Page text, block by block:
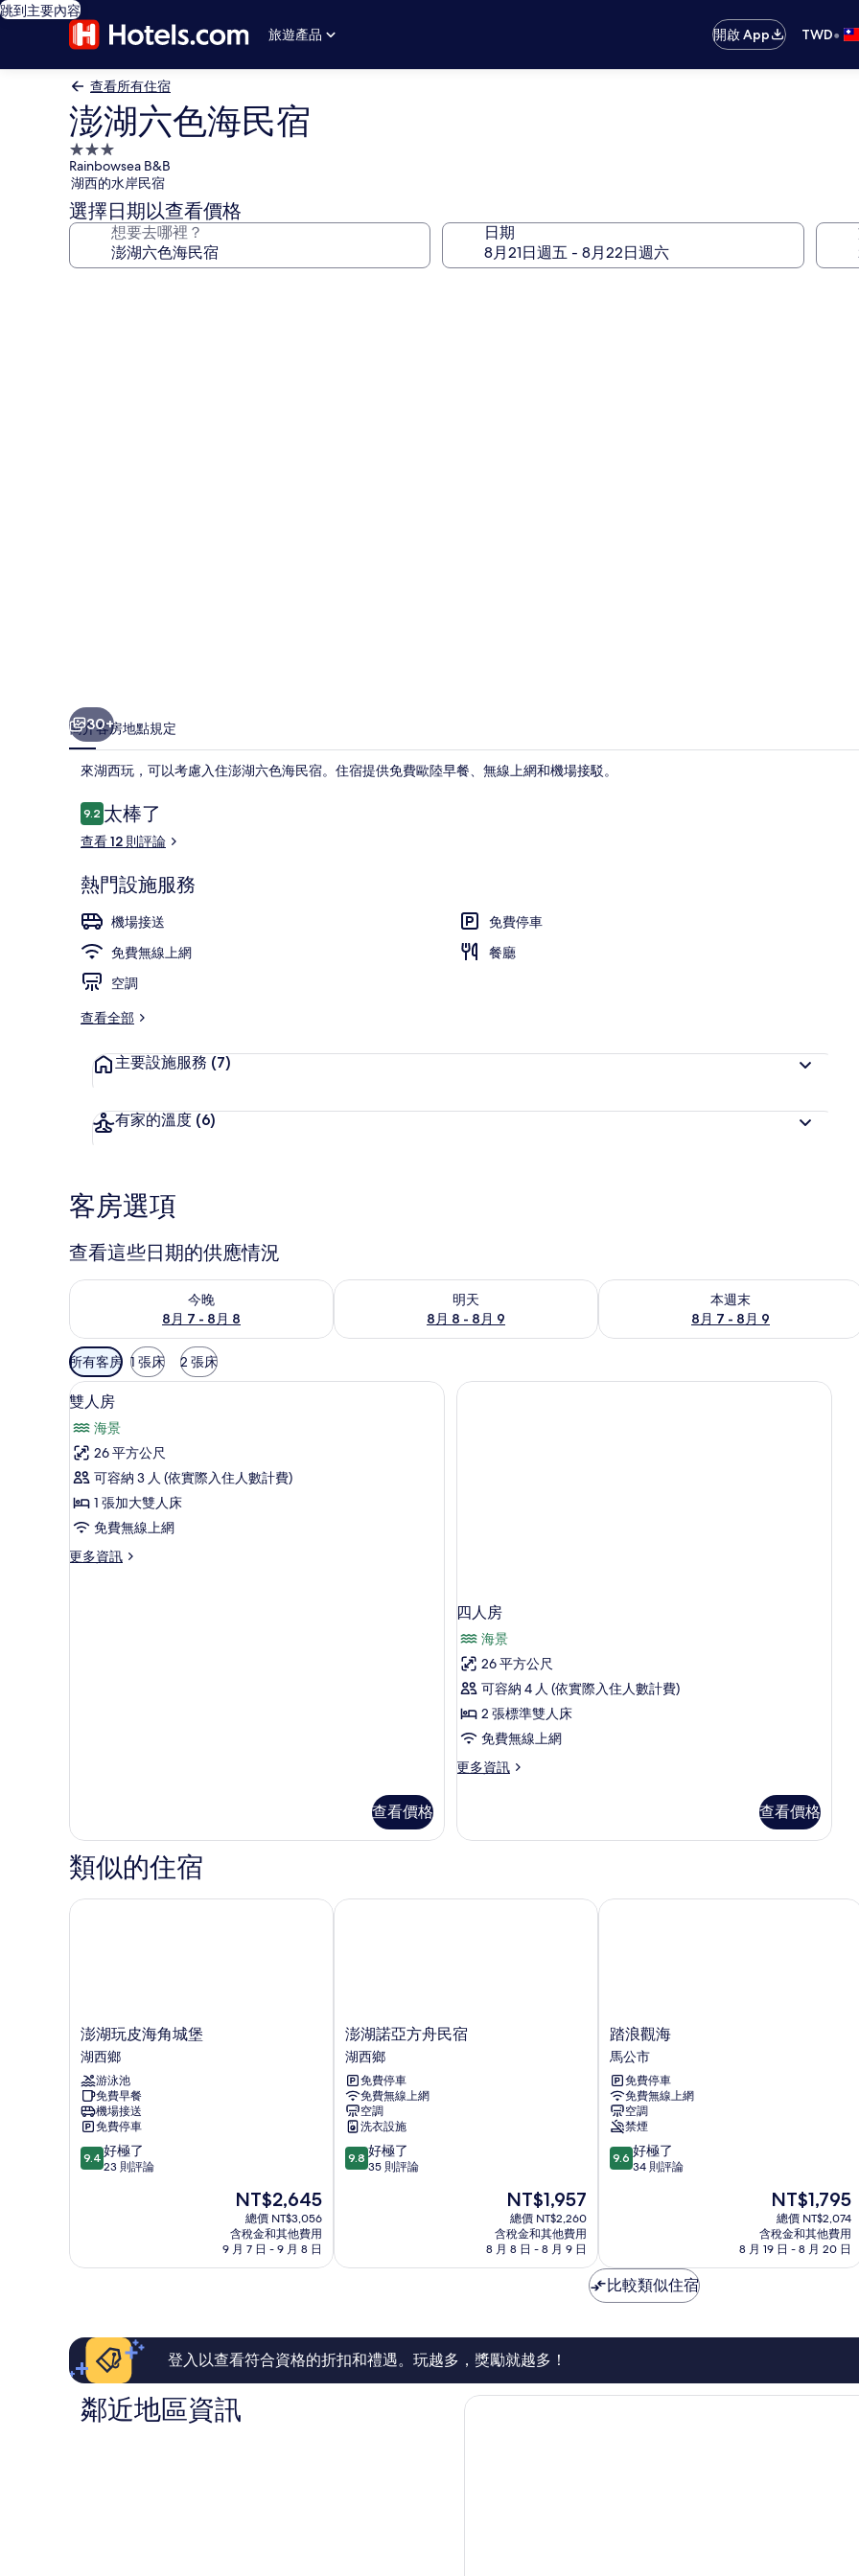
跳到主要內容
旅遊產品
開啟 App TWD•
查看所有住宿
澎湖六色海民宿
3.0
星
級
住
宿
Rainbowsea B&B
湖西的水岸民宿
選擇日期以查看價格
想要去哪裡？ 日期
30+
簡介客房地點規定
來湖西玩，可以考慮入住澎湖六色海民宿。住宿提供免費歐陸早餐、無線上網和機場接駁。
評
論
9.29.2 分，滿分 10 分，
太棒了
查看 12 則評論
熱門設施服務
機場接送
免費停車
免費無線上網
餐廳
空調
查看全部
主要設施服務 (7)
有家的溫度 (6)
客房選項
查看這些日期的供應情況
今晚
8月 7 - 8月 8
查看今晚 (8月 7 - 8月 8) 的供應情況
明天
8月 8 - 8月 9
查看明天 (8月 8 - 8月 9) 的供應情況
本週末
8月 7 - 8月 9
查看本週末 (8月 7 - 8月 9) 的供應情況
可
用
的
客
房
篩
選
條
件
所有客房 1 張床 2 張床
顯
示
雙
人
房
的
有
雙人房 | 書桌、折疊床/加床、免費無線上網、床單
6
雙人房
海景
26 平方公尺
可容納 3 人 (依實際入住人數計費)
1 張加大雙人床
免費無線上網
更多資訊
更
查看價格
四人房
海景
26 平方公尺
可容納 4 人 (依實際入住人數計費)
2 張標準雙人床
免費無線上網
更多資訊
更
房
查看價格
類似的住宿
澎
湖
玩
皮
海
角
城
堡
湖
澎湖玩皮海角城堡
湖西鄉
游泳池
免費早餐
機場接送
免費停車
9.4
分，
極
評
9.4 好極了
23 則評論
現
在
價
格
為
NT$2,645
總價 NT$3,056
含稅金和其他費用
9 月 7 日 - 9 月 8 日
澎湖玩皮海角城堡
澎
湖
諾
亞
方
舟
民
宿
湖
澎湖諾亞方舟民宿
湖西鄉
免費停車
免費無線上網
空調
洗衣設施
9.8
分，
極
評
論
9.8 好極了
35 則評論
現
在
價
格
為
NT$1,957
總價 NT$2,260
含稅金和其他費用
8 月 8 日 - 8 月 9 日
澎湖諾亞方舟民宿
踏
浪
觀
海
馬
公
市
踏浪觀海
馬公市
免費停車
免費無線上網
空調
禁煙
9.6
分，
極
了，
34
評
9.6 好極了
34 則評論
現
在
價
格
為
NT$1,795
總價 NT$2,074
含稅金和其他費用
8 月 19 日 - 8 月 20 日
踏浪觀海
比較類似住宿
登入以查看符合資格的折扣和禮遇。玩越多，獎勵就越多！
鄰近地區資訊